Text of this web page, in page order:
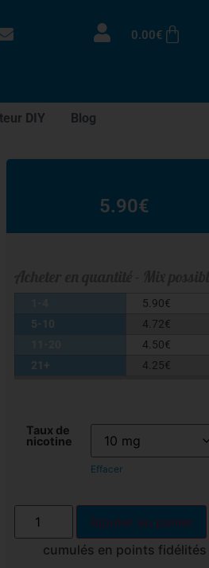
0.00€
DIY Blog
5.90€
5.90€
5-10
4.72€
4.50€
21+
4.25€
Taux de
nicotine
Effacer
Ajouter au panier
cumulés en points fidélités